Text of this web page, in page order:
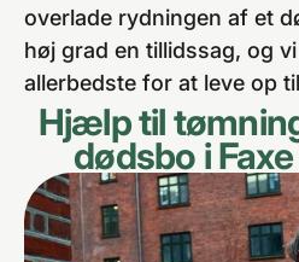
overlade rydningen af et
høj grad en tillidssag, og
allerbedste for at leve op
Hjælp til
dødsbo i